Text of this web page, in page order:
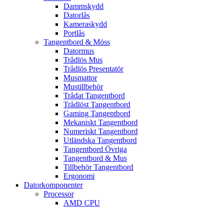
Dammskydd
Datorlås
Kameraskydd
Portlås
Tangentbord & Möss
Datormus
Trådlös Mus
Trådlös Presentatör
Musmattor
Mustillbehör
Trådat Tangentbord
Trådlöst Tangentbord
Gaming Tangentbord
Mekaniskt Tangentbord
Numeriskt Tangentbord
Utländska Tangentbord
Tangentbord Övriga
Tangentbord & Mus
Tillbehör Tangentbord
Ergonomi
Datorkomponenter
Processor
AMD CPU